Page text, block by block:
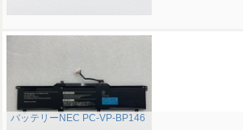
バッテリーNEC PC-VP-BP146